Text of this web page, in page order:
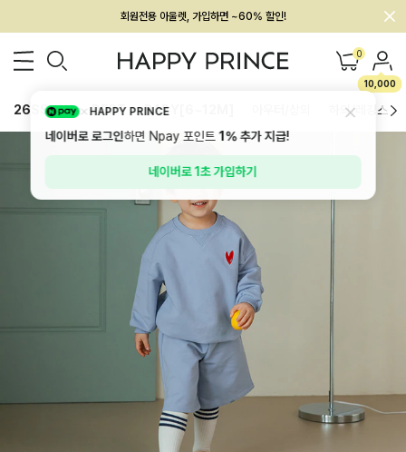
회원전용 아울렛, 가입하면 ~60% 할인!
멤버십 최대 28,000원 혜택 0
10,000
26SS 신상 BEST BABY[6~12M] 하의/레깅스
HAPPY PRINCE
네이버로 로그인하면 Npay 포인트1%추가 지급!
네이버로 1초 가입하기